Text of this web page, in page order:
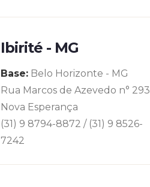
Ibirité - MG
Base: Belo Horizonte - MG
Rua Marcos de Azevedo n° 293
Nova Esperança
(31) 9 8794-8872 / (31) 9 8526-
7242